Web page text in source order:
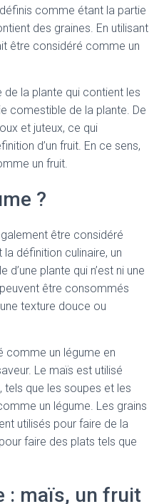
comme étant la partie
des graines. En utilisant
être considéré comme un
la plante qui contient les
comestible de la plante. De
et juteux, ce qui
d’un fruit. En ce sens,
un fruit.
?
être considéré
définition culinaire, un
plante qui n’est ni une
être consommés
texture douce ou
comme un légume en
Le maïs est utilisé
tels que les soupes et les
un légume. Les grains
utilisés pour faire de la
faire des plats tels que
: maïs, un fruit